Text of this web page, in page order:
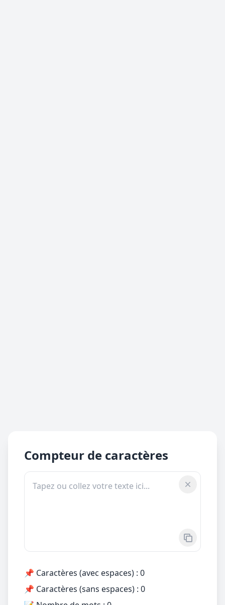
Compteur de caractères
Effacer
Copier le
📌 Caractères (avec espaces) : 0
📌 Caractères (sans espaces) : 0